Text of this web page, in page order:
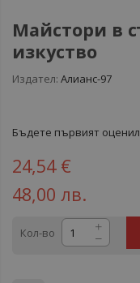
Майстори в
изкуство
Издател: Алианс-97
Бъдете първият
24,54 €
48,00 лв.
Кол-во